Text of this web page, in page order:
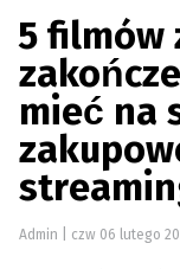
5 filmów
mieć na
Admin czw 06 lutego